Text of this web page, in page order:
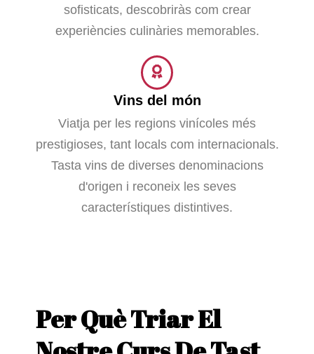
sofisticats, descobriràs com crear
experiències culinàries memorables.
Vins del món
Viatja per les regions vinícoles més
prestigioses, tant locals com internacionals.
Tasta vins de diverses denominacions
d'origen i reconeix les seves
característiques distintives.
Per Què Triar El